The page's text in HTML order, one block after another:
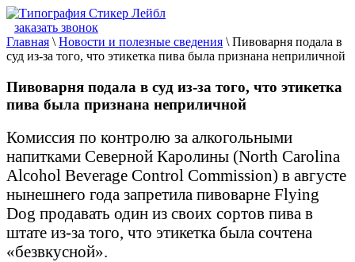
заказать звонок
Главная \ Новости и полезные сведения \ Пивоварня подала в
суд из-за того, что этикетка пива была признана неприличной
Пивоварня подала в суд из-за того, что этикетка
пива была признана неприличной
Комиссия по контролю за алкогольными
напитками Северной Каролины (North Carolina
Alcohol Beverage Control Commission) в августе
нынешнего года запретила пивоварне Flying
Dog продавать один из своих сортов пива в
штате из-за того, что этикетка была сочтена
«безвкусной».